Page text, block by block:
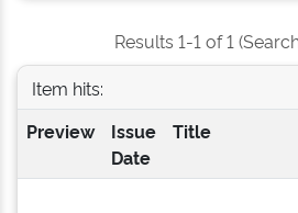
Results 1-1 of 1
Item hits:
Preview
Issue
Date
Title